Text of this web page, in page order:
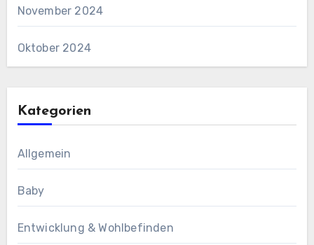
November 2024
Oktober 2024
Kategorien
Allgemein
Baby
Entwicklung & Wohlbefinden